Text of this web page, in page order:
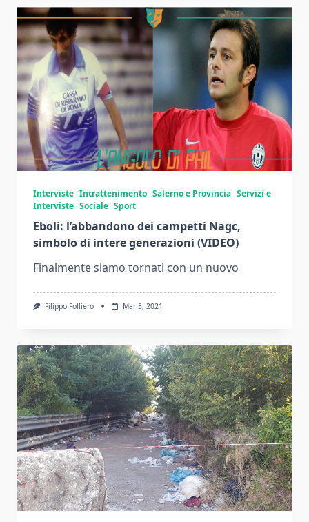
Interviste Intrattenimento Salerno e Provincia Servizi e
Interviste Sociale Sport
Eboli: l’abbandono dei campetti Nagc,
simbolo di intere generazioni (VIDEO)
Finalmente siamo tornati con un nuovo
Filippo Folliero Mar 5, 2021